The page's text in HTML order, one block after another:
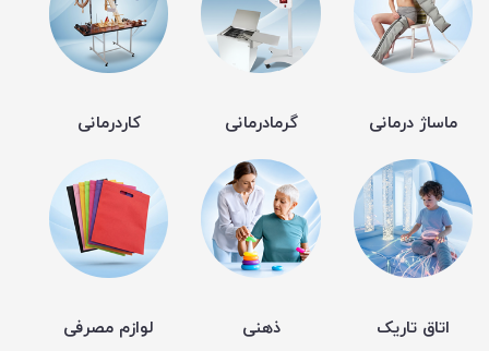
ماساژ درمانی گرمادرمانی کاردرمانی
اتاق تاریک ذهنی لوازم مصرفی